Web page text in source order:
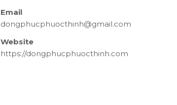
Email
dongphucphuocthinh@gmail.com
Website
https://dongphucphuocthinh.com